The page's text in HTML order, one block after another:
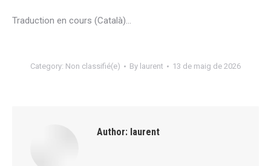
Traduction en cours (Català)…
Category: Non classifié(e) By laurent 13 de maig de 2026
Author: laurent